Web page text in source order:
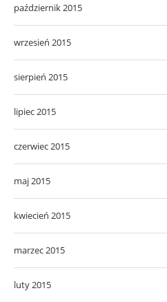
październik 2015
wrzesień 2015
sierpień 2015
lipiec 2015
czerwiec 2015
maj 2015
kwiecień 2015
marzec 2015
luty 2015